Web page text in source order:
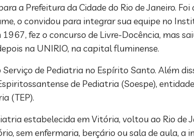
a Prefeitura da Cidade do Rio de Janeiro.
o convidou para integrar sua equipe no
fez o concurso de Livre-Docência, mas
na UNIRIO, na capital fluminense.
de Pediatria no Espírito Santo. Além
de Pediatria (Soespe),
(TEP).
estabelecida em Vitória, voltou ao Rio de
sem enfermaria, berçário ou sala de aula, a